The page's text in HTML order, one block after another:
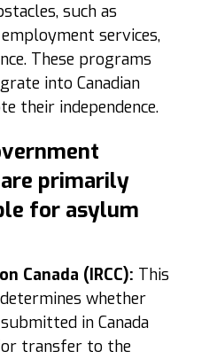
such as
services,
These programs
into Canadian
their independence.
primarily
for asylum
Canada (IRCC): This
whether
in Canada
transfer to the